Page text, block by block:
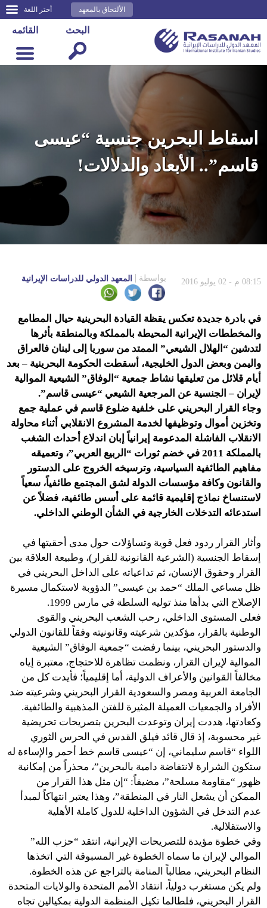
أختر اللغة الألتحاق بالمعهد
القائمه البحث
اسقاط البحرين جنسية “عيسى
قاسم”.. الأبعاد والدلالات!
08:15 م - 02 يوليو 2016 بواسطة المعهد الدولي للدراسات الإيرانية
في بادرة جديدة تعكس يقظة القيادة البحرينية حيال المطامع
والمخططات الإيرانية المحيطة بالمملكة وبالمنطقة بأثرها
لتدشين “الهلال الشيعي” الممتد من سوريا إلى لبنان فالعراق
واليمن وبعض الدول الخليجية، أسقطت الحكومة البحرينية – بعد
أيام قلائل من تعليقها نشاط جمعية “الوفاق” الشيعية الموالية
لإيران – الجنسية عن المرجعية الشيعي “عيسى قاسم”.
وجاء القرار البحريني على خلفية ضلوع قاسم في عملية جمع
وتخزين أموال وتوظيفها لخدمة المشروع الانقلابي أثناء محاولة
الانقلاب الفاشلة المدعومة إيرانياً إبان اندلاع أحداث الشغب
بالمملكة 2011 في خضم ثورات “الربيع العربي”، وتعميقه
مفاهيم الطائفية السياسية، وترسيخه الخروج على الدستور
والقانون وكافة مؤسسات الدولة لشق المجتمع طائفياً، سعياً
لاستنساخ نماذج إقليمية قائمة على أسس طائفية، فضلاً عن
استدعائه التدخلات الخارجية في الشأن الوطني الداخلي.
وأثار القرار ردود فعل قوية وتساؤلات حول مدى أحقيتها في
إسقاط الجنسية (الشرعية القانونية للقرار)، وطبيعة العلاقة بين
القرار وحقوق الإنسان، ثم تداعياته على الداخل البحريني في
ظل مساعي الملك “حمد بن عيسى” الدؤوبة لاستكمال مسيرة
الإصلاح التي بدأها منذ توليه السلطة في مارس 1999.
فعلى المستوى الداخلي، رحب الشعب البحريني والقوى
الوطنية بالقرار، مؤكدين شرعيته وقانونيته وفقاً للقانون الدولي
والدستور البحريني، بينما رفضت “جمعية الوفاق” الشيعية
الموالية لإيران القرار، ونظمت تظاهرة للاحتجاج، معتبرة إياه
مخالفاً القوانين والأعراف الدولية، أما إقليمياً؛ فأيدت كل من
الجامعة العربية ومصر والسعودية القرار البحريني وشرعيته ضد
الأفراد والجمعيات العميلة المثيرة للفتن المذهبية والطائفية.
وكعادتها، هددت إيران وتوعدت البحرين بتصريحات تحريضية
غير محسوبة، إذ قال قائد فيلق القدس في الحرس الثوري
اللواء “قاسم سليماني، إن “عيسى قاسم خط أحمر والإساءة له
ستكون الشرارة لانتفاضة دامية بالبحرين”، محذراً من إمكانية
ظهور “مقاومة مسلحة”، مضيفاً: “إن مثل هذا القرار من
الممكن أن يشعل النار في المنطقة”، وهذا يعتبر انتهاكاً لمبدأ
عدم التدخل في الشؤون الداخلية للدول كاملة الأهلية
والاستقلالية.
وفي خطوة مؤيدة للتصريحات الإيرانية، انتقد “حزب الله”
الموالي لإيران ما سماه الخطوة غير المسبوقة التي اتخذها
النظام البحريني، مطالباً المنامة بالتراجع عن هذه الخطوة.
ولم يكن مستغرب دولياً، انتقاد الأمم المتحدة والولايات المتحدة
القرار البحريني، فلطالما تكيل المنظمة الدولية بمكيالين تجاه